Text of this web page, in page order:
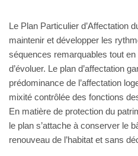
Le Plan Particulier d’Affectation
maintenir et développer les
séquences remarquables tout
d’évoluer. Le plan d’affectation
prédominance de l’affectation
mixité contrôlée des fonctions
En matière de protection du
le plan s’attache à conserver le
renouveau de l’habitat et sans